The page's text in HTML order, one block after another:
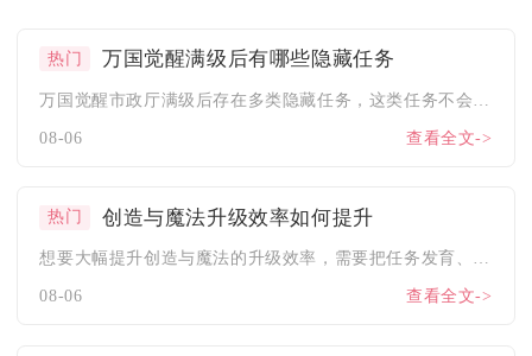
热门 万国觉醒满级后有哪些隐藏任务
08-06 查看全文->
热门 创造与魔法升级效率如何提升
08-06 查看全文->